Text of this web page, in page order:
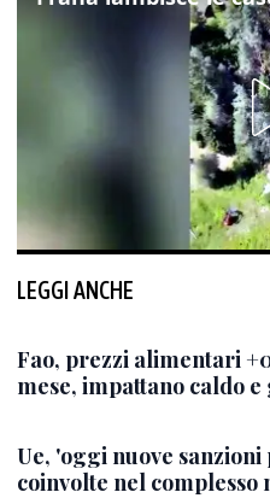
LEGGI ANCHE
Fao, prezzi alimentari
mese, impattano caldo
Ue, 'oggi nuove sanzioni
coinvolte nel